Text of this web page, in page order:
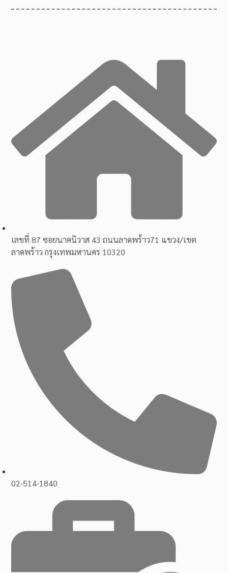
เลขที่ 87 ซอยนาคนิวาส 43 ถนนลาดพร้าว71 แขวง/เขต
ลาดพร้าว กรุงเทพมหานคร 10320
02-514-1840